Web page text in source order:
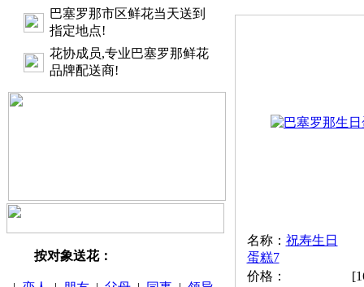
巴塞罗那市区鲜花当天送到
指定地点!
花协成员,专业巴塞罗那鲜花
品牌配送商!
按对象送花：
名称： 祝寿生日
蛋糕7
价格：